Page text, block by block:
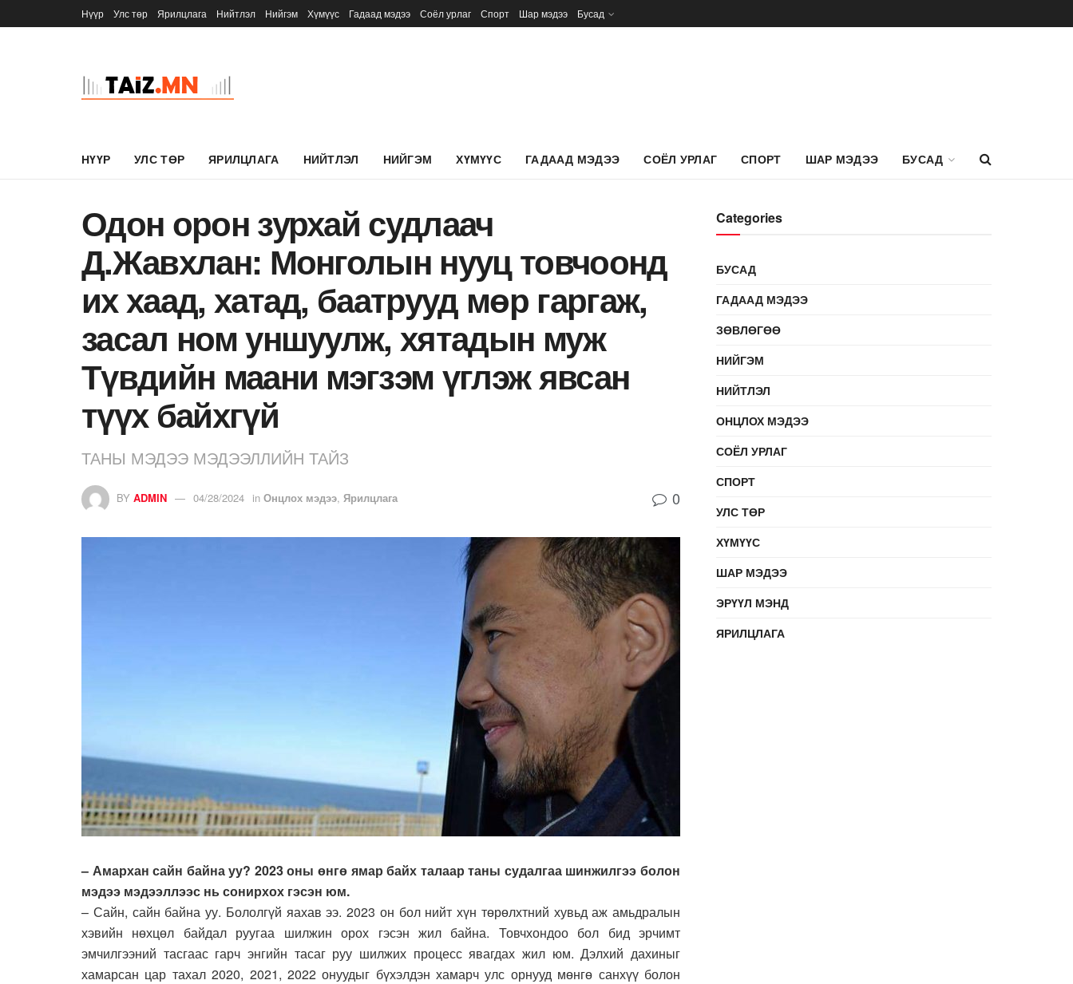
Нүүр Улс төр Ярилцлага Нийтлэл Нийгэм Хүмүүс Гадаад мэдээ Соёл урлаг Спорт Шар мэдээ Бусад
НҮҮР УЛС ТӨР ЯРИЛЦЛАГА НИЙТЛЭЛ НИЙГЭМ ХҮМҮҮС ГАДААД МЭДЭЭ СОЁЛ УРЛАГ СПОРТ ШАР МЭДЭЭ БУСАД
Одон орон зурхай судлаач
Д.Жавхлан: Монголын нууц товчоонд
их хаад, хатад, баатрууд мөр гаргаж,
засал ном уншуулж, хятадын муж
Түвдийн маани мэгзэм үглэж явсан
түүх байхгүй
ТАНЫ МЭДЭЭ МЭДЭЭЛЛИЙН ТАЙЗ
BY ADMIN 04/28/2024 in Онцлох мэдээ, Ярилцлага 0
– Амархан сайн байна уу? 2023 оны өнгө ямар байх талаар таны судалгаа шинжилгээ болон
мэдээ мэдээллээс нь сонирхох гэсэн юм.
– Сайн, сайн байна уу. Бололгүй яахав ээ. 2023 он бол нийт хүн төрөлхтний хувьд аж амьдралын
хэвийн нөхцөл байдал руугаа шилжин орох гэсэн жил байна. Товчхондоо бол бид эрчимт
эмчилгээний тасгаас гарч энгийн тасаг руу шилжих процесс явагдах жил юм. Дэлхий дахиныг
хамарсан цар тахал 2020, 2021, 2022 онуудыг бүхэлдэн хамарч улс орнууд мөнгө санхүү болон
Categories
БУСАД
ГАДААД МЭДЭЭ
ЗӨВЛӨГӨӨ
НИЙГЭМ
НИЙТЛЭЛ
ОНЦЛОХ МЭДЭЭ
СОЁЛ УРЛАГ
СПОРТ
УЛС ТӨР
ХҮМҮҮС
ШАР МЭДЭЭ
ЭРҮҮЛ МЭНД
ЯРИЛЦЛАГА